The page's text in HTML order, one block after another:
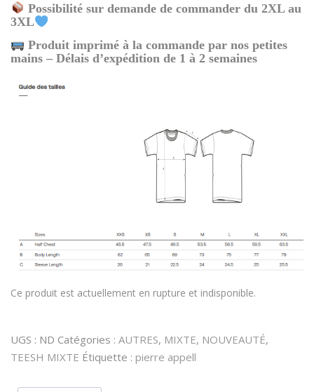
Possibilité sur demande de commander du 2XL au
3XL
Produit imprimé à la commande par nos petites
mains – Délais d’expédition de 1 à 2 semaines
Ce produit est actuellement en rupture et indisponible.
UGS : ND Catégories : AUTRES, MIXTE, NOUVEAUTÉ,
TEESH MIXTE Étiquette : pierre appell